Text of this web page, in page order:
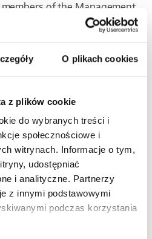
O plikach cookies
z plików cookie
do wybranych treści i
społecznościowe i
witrynach. Informacje o tym,
udostępniać
i analityczne. Partnerzy
z innymi podstawowymi
podczas korzystania
of the Management
Supervisory Board of Relpol
More